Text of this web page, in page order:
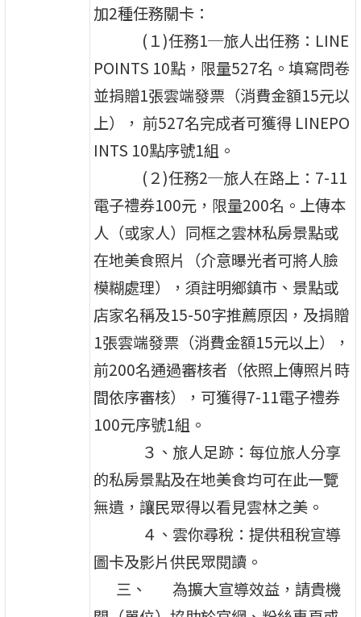
加2種任務關卡：
(１)任務1─旅人出任務：LINE
POINTS 10點，限量527名。填寫問卷
並捐贈1張雲端發票（消費金額15元以
上）， 前527名完成者可獲得 LINEPO
INTS 10點序號1組。
(２)任務2─旅人在路上：7-11
電子禮券100元，限量200名。上傳本
人（或家人）同框之雲林私房景點或
在地美食照片（介意曝光者可將人臉
模糊處理），須註明鄉鎮市、景點或
店家名稱及15-50字推薦原因，及捐贈
1張雲端發票（消費金額15元以上），
前200名通過審核者（依照上傳照片時
間依序審核），可獲得7-11電子禮券
100元序號1組。
３、旅人足跡：每位旅人分享
的私房景點及在地美食均可在此一覽
無遺，讓民眾得以看見雲林之美。
４、雲你尋稅：提供租稅宣導
圖卡及影片供民眾閱讀。
三、 為擴大宣導效益，請貴機